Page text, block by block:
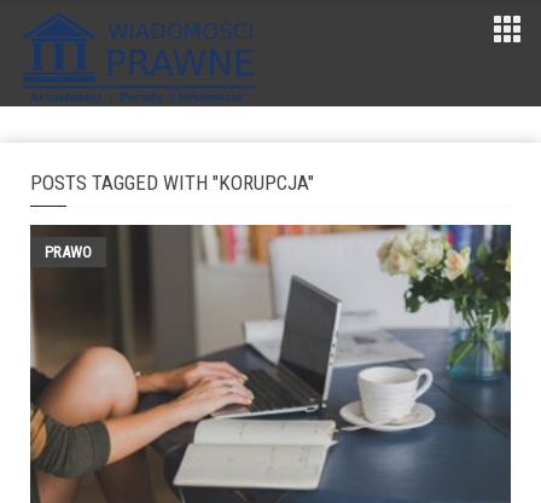
POSTS TAGGED WITH "KORUPCJA"
PRAWO